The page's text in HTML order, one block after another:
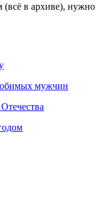
(всё в архиве), нужно
мужчин